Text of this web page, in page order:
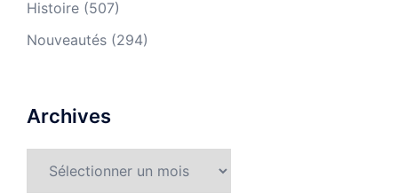
Histoire (507)
Nouveautés (294)
Archives